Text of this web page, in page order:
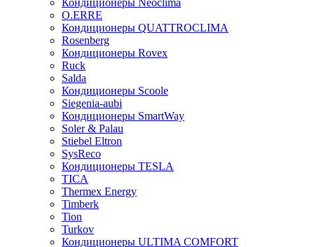
Кондиционеры Neoclima
O.ERRE
Кондиционеры QUATTROCLIMA
Rosenberg
Кондиционеры Rovex
Ruck
Salda
Кондиционеры Scoole
Siegenia-aubi
Кондиционеры SmartWay
Soler & Palau
Stiebel Eltron
SysReco
Кондиционеры TESLA
TICA
Thermex Energy
Timberk
Tion
Turkov
Кондиционеры ULTIMA COMFORT